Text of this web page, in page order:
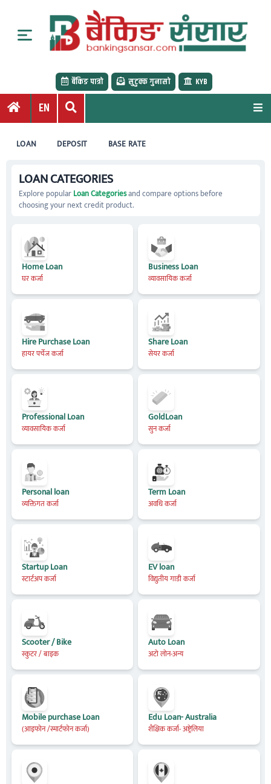
o
बैंकिङ पात्रो सुटुक्क गुनासो KYB
EN
LOAN DEPOSIT BASE RATE
LOAN CATEGORIES
Explore popularLoan Categoriesand compare options before
choosing your next credit product.
Home Loan
घर कर्जा
Business Loan
व्यावसायिक कर्जा
Hire Purchase Loan
हायर पर्चेज कर्जा
Share Loan
सेयर कर्जा
Professional Loan
व्यावसायिक कर्जा
GoldLoan
सुन कर्जा
Personal loan
व्यक्तिगत कर्जा
Term Loan
अवधि कर्जा
Startup Loan
स्टार्टअप कर्जा
EV loan
विद्युतीय गाडी कर्जा
Scooter / Bike
स्कुटर / बाइक
Auto Loan
अटो लोन-अन्य
Mobile purchase Loan
(आइफोन /स्मार्टफोन कर्जा)
Edu Loan- Australia
शैक्षिक कर्जा- अष्ट्रेलिया